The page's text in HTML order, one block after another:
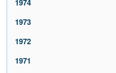
1974
1973
1972
1971